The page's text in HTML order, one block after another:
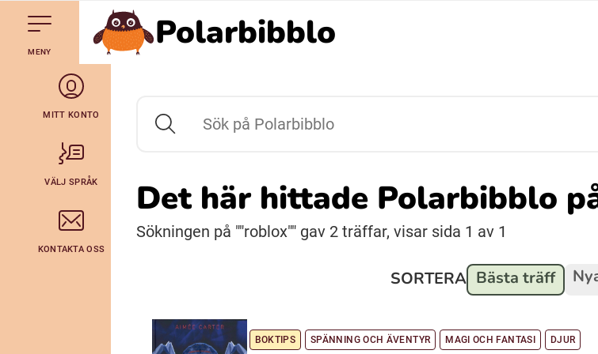
Till navigering av sidans innehåll
Hoppa till sidans huvudinnehåll
Bidumsámegiella (Pitesamiska)
Resanderomani (Romska)
Lovari (Romska)
MENY Gå till startsidanPolarbibblo
MITT KONTO
VÄLJ SPRÅK
KONTAKTA OSS
Sök på Polarbibblo
Det här hittade Polarbibblo
Sökningen på ""roblox"" gav 2 träffar, visar sida 1 av 1
SORTERA Bästa träff
BOKTIPS SPÄNNING OCH ÄVENTYR MAGI OCH FANTASI DJUR